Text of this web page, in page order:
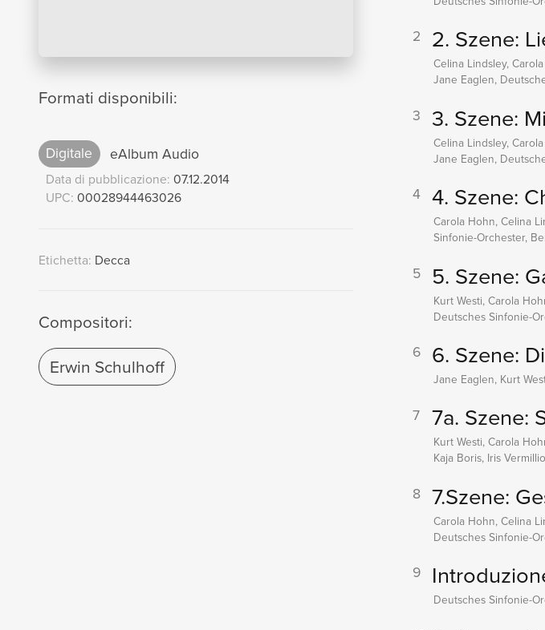
Formati disponibili:
Digitale eAlbum Audio
Data di pubblicazione: 07.12.2014
UPC: 00028944463026
Etichetta: Decca
Compositori:
Erwin Schulhoff
2 2. Szene:
Celina Lindsley,
Jane Eaglen,
3 3. Szene:
Celina Lindsley,
Jane Eaglen,
4 4. Szene:
Carola Hohn, Celina
Sinfonie-Orchester,
5 5. Szene:
Kurt Westi, Carola
Deutsches Sinfonie-
6 6. Szene:
Jane Eaglen, Kurt
7 7a. Szene:
Kurt Westi, Carola
Kaja Boris, Iris
8 7.Szene:
Carola Hohn, Celina
Deutsches Sinfonie-
9
Deutsches Sinfonie-